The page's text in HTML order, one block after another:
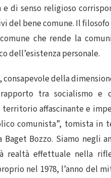
di senso religioso
del bene comune. Il
che rende la
dell’esistenza personale.
consapevole della
tra socialismo e
affascinante e
comunista”, tomista
Baget Bozzo. Siamo negli
realtà effettuale nella
nel 1978, l’anno del